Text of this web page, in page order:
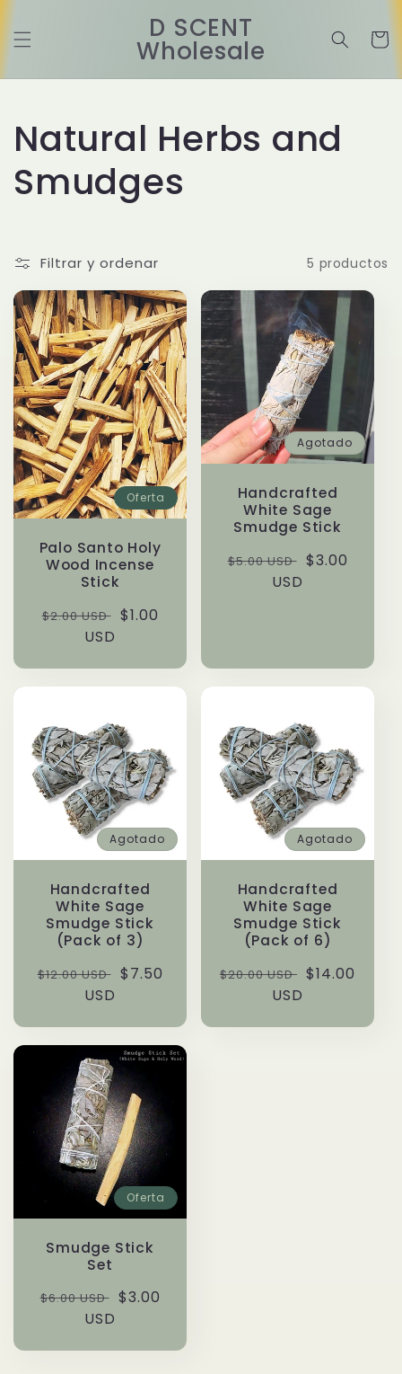
al contenido
D SCENT
Wholesale Carrito
C
o
e
c
c
i
ó
n
:
Natural Herbs and
Smudges
Filtrar y ordenar 5 productos
Oferta
Palo Santo Holy
Wood Incense
Stick
Precio
habitual
$2.00 USD Precio
$1.00
USD
Agotado
Handcrafted
White Sage
Smudge Stick
Precio
habitual
$5.00 USD Precio
$3.00
USD
Agotado
Handcrafted
White Sage
Smudge Stick
(Pack of 3)
Precio
habitual
$12.00 USD Precio
$7.50
USD
Agotado
Handcrafted
White Sage
Smudge Stick
(Pack of 6)
Precio
habitual
$20.00 USD Precio
$14.00
USD
Oferta
Smudge Stick
Set
Precio
habitual
$6.00 USD Precio
$3.00
USD